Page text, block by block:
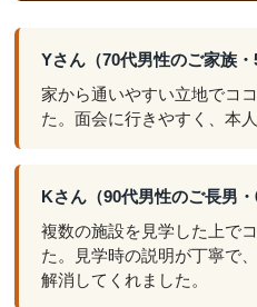
Yさん（70代男性のご家族・
家から通いやすい立地でコ
た。面会に行きやすく、本
Kさん（90代男性のご長男・
複数の施設を見学した上で
た。見学時の説明が丁寧で
解消してくれました。